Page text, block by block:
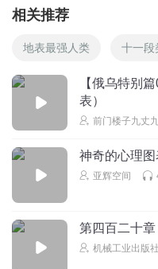
相关推荐
地表最强人类 十一段
【俄乌特别
表）
前门楼子九丈
神奇的心理图
亚辉空间
第四百二十
机械工业出版